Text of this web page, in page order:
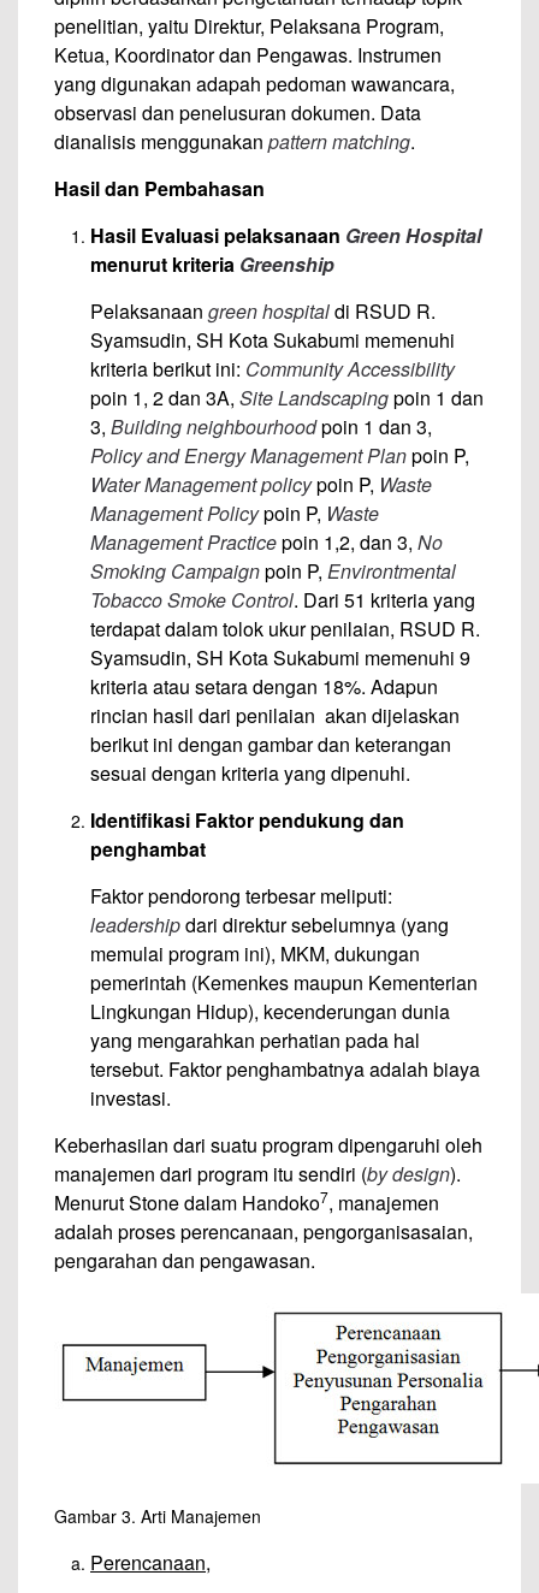
penelitian, yaitu Direktur, Pelaksana Program,
Ketua, Koordinator dan Pengawas. Instrumen
yang digunakan adapah pedoman wawancara,
observasi dan penelusuran dokumen. Data
dianalisis menggunakan pattern matching.
Hasil dan Pembahasan
Hasil Evaluasi pelaksanaan Green Hospital
menurut kriteria Greenship
Pelaksanaan green hospitaldi RSUD R.
Syamsudin, SH Kota Sukabumi memenuhi
kriteria berikut ini: Community Accessibility
poin 1, 2 dan 3A, Site Landscapingpoin 1 dan
3, Building neighbourhoodpoin 1 dan 3,
Policy and Energy Management Planpoin P,
Water Management policypoin P, Waste
Management Policypoin P, Waste
Management Practicepoin 1,2, dan 3, No
Smoking Campaignpoin P, Environtmental
Tobacco Smoke Control. Dari 51 kriteria yang
terdapat dalam tolok ukur penilaian, RSUD R.
Syamsudin, SH Kota Sukabumi memenuhi 9
kriteria atau setara dengan 18%. Adapun
rincian hasil dari penilaian akan dijelaskan
berikut ini dengan gambar dan keterangan
sesuai dengan kriteria yang dipenuhi.
Identifikasi Faktor pendukung dan
penghambat
Faktor pendorong terbesar meliputi:
leadershipdari direktur sebelumnya (yang
memulai program ini), MKM, dukungan
pemerintah (Kemenkes maupun Kementerian
Lingkungan Hidup), kecenderungan dunia
yang mengarahkan perhatian pada hal
tersebut. Faktor penghambatnya adalah biaya
investasi.
Keberhasilan dari suatu program dipengaruhi oleh
manajemen dari program itu sendiri (by design).
Menurut Stone dalam Handoko7, manajemen
adalah proses perencanaan, pengorganisasaian,
pengarahan dan pengawasan.
Gambar 3. Arti Manajemen
Perencanaan,